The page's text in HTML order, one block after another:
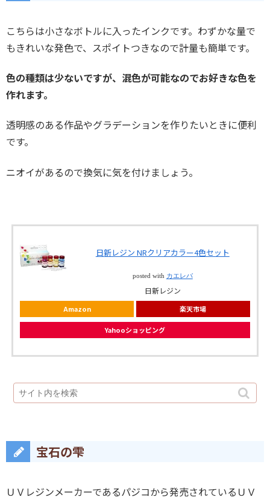
こちらは小さなボトルに入ったインクです。わずかな量で
もきれいな発色で、スポイトつきなので計量も簡単です。
色の種類は少ないですが、混色が可能なのでお好きな色を
作れます。
透明感のある作品やグラデーションを作りたいときに便利
です。
ニオイがあるので換気に気を付けましょう。
日新レジン NRクリアカラー4色セット
posted with カエレバ
日新レジン
Amazon 楽天市場
Yahooショッピング
宝石の雫
ＵＶレジンメーカーであるパジコから発売されているＵＶ